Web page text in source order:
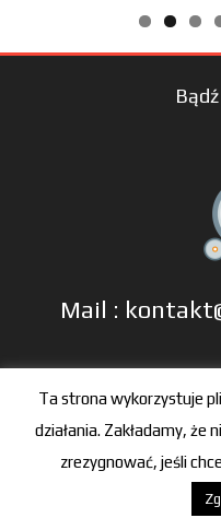
Mail :
tel: +48
© 2016-
Ta strona wykorzystuje
działania. Zakładamy, że
zrezygnować, jeśli